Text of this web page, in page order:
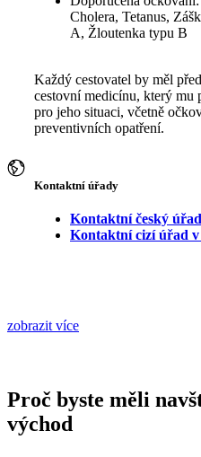
Cholera, Tetanus,
A, Žloutenka typu B
Každý cestovatel by měl
cestovní medicínu, který mu
pro jeho situaci, včetně
preventivních opatření.
Kontaktní úřady
Kontaktní český
Kontaktní cizí úřad
zobrazit více
Proč byste měli
východ